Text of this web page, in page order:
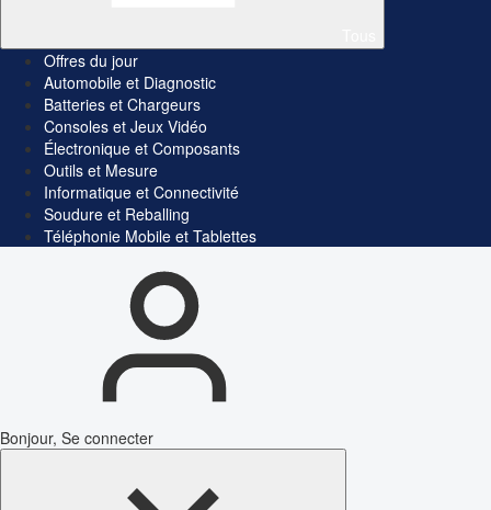
Offres du jour
Automobile et Diagnostic
Batteries et Chargeurs
Consoles et Jeux Vidéo
Électronique et Composants
Outils et Mesure
Informatique et Connectivité
Soudure et Reballing
Téléphonie Mobile et Tablettes
Bonjour, Se connecter